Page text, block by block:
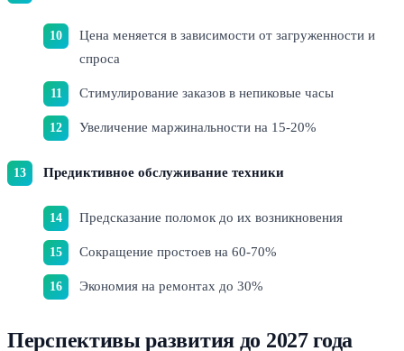
Цена меняется в зависимости от загруженности и
спроса
Стимулирование заказов в непиковые часы
Увеличение маржинальности на 15-20%
Предиктивное обслуживание техники
Предсказание поломок до их возникновения
Сокращение простоев на 60-70%
Экономия на ремонтах до 30%
Перспективы развития до 2027 года